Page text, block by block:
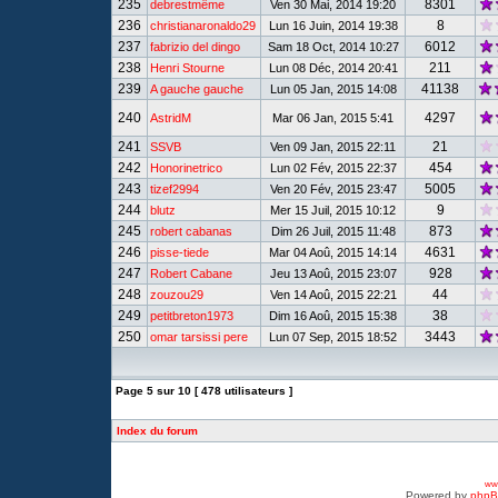
235 debrestmême Ven 30 Mai, 2014 19:20
8301
236
christianaronaldo29 Lun 16 Juin, 2014 19:38
8
237
fabrizio del dingo Sam 18 Oct, 2014 10:27
6012
238
Henri Stourne Lun 08 Déc, 2014 20:41
211
239
A gauche gauche Lun 05 Jan, 2015 14:08
41138
240
AstridM Mar 06 Jan, 2015 5:41
4297
241
SSVB Ven 09 Jan, 2015 22:11
21
242
Honorinetrico Lun 02 Fév, 2015 22:37
454
243
tizef2994 Ven 20 Fév, 2015 23:47
5005
244
blutz Mer 15 Juil, 2015 10:12
9
245
robert cabanas Dim 26 Juil, 2015 11:48
873
246
pisse-tiede Mar 04 Aoû, 2015 14:14
4631
247
Robert Cabane Jeu 13 Aoû, 2015 23:07
928
248
zouzou29 Ven 14 Aoû, 2015 22:21
44
249
petitbreton1973 Dim 16 Aoû, 2015 15:38
38
250
omar tarsissi pere Lun 07 Sep, 2015 18:52 3443
Page 5 sur 10 [ 478 utilisateurs ]
Index du forum
Powered by